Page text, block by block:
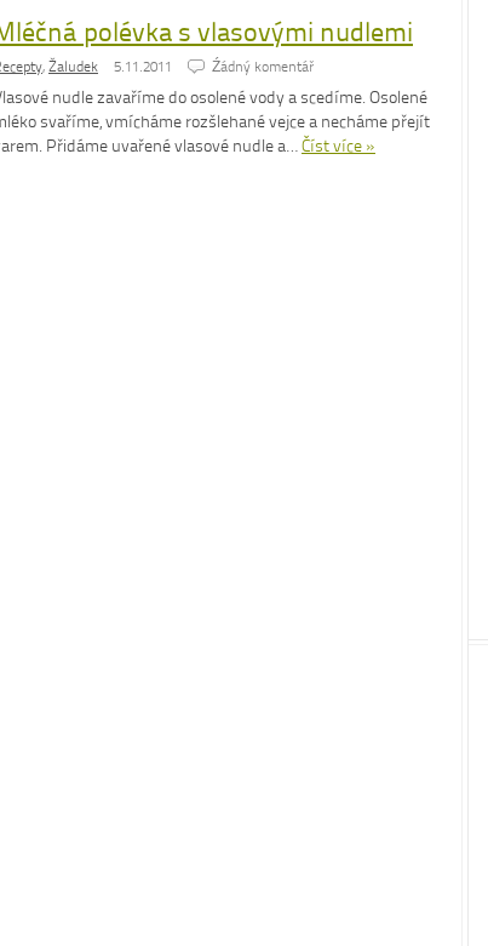
polévka s vlasovými nudlemi
, Žaludek 5.11.2011 Źádný komentář
nudle zavaříme do osolené vody a scedíme. Osolené
svaříme, vmícháme rozšlehané vejce a necháme přejít
Přidáme uvařené vlasové nudle a…Číst více »